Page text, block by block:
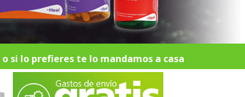
o si lo prefieres te lo mandamos a casa